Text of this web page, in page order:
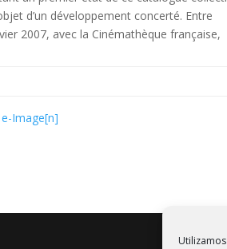
d’un développement concerté. Entre
2007, avec la Cinémathèque française,
e-Image[n]